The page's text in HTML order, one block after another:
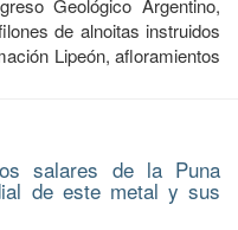
Geológico Argentino,
de alnoitas instruidos
Lipeón, afloramientos
salares de la Puna
de este metal y sus